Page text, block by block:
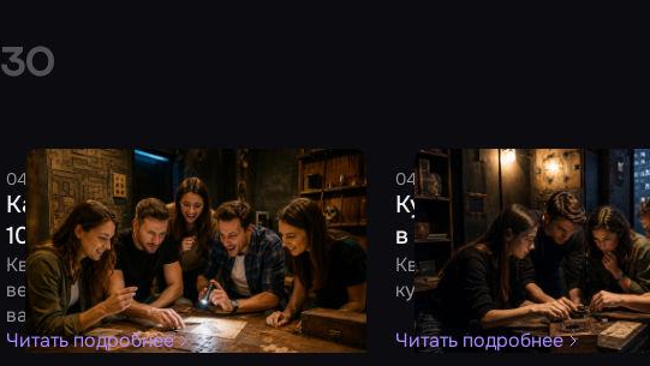
30
04 августа 2026 6 минут Смельчак
Как отметить день рождения:
10 идей для взрослой компании
Квест, боулинг, тематическая
вечеринка и другие форматы под
вашу компанию
Читать подробнее
04 августа 20268 минут
Куда сходить в
в Москве: 10 идей
Квест, музей, антикафе и
куда сходить в дождливый
Читать подробнее